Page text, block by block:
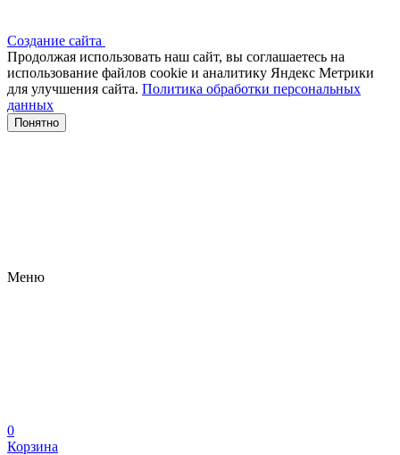
Создание сайта
Продолжая использовать наш сайт, вы соглашаетесь на
использование файлов сооkіе и аналитику Яндекс Метрики
для улучшения сайта. Политика обработки персональных
данных
Понятно
Меню
0
Корзина